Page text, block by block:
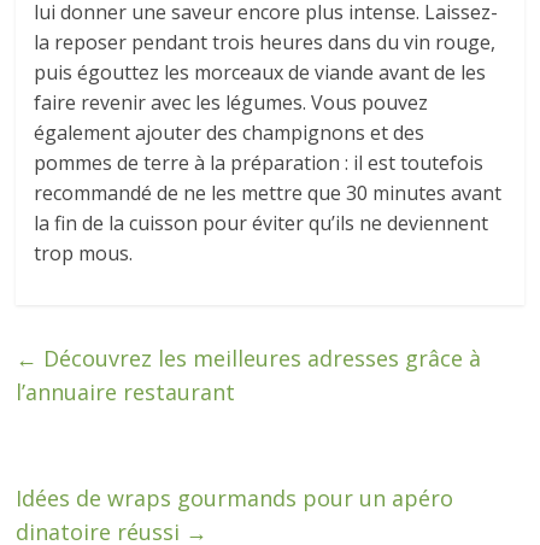
lui donner une saveur encore plus intense. Laissez-
la reposer pendant trois heures dans du vin rouge,
puis égouttez les morceaux de viande avant de les
faire revenir avec les légumes. Vous pouvez
également ajouter des champignons et des
pommes de terre à la préparation : il est toutefois
recommandé de ne les mettre que 30 minutes avant
la fin de la cuisson pour éviter qu’ils ne deviennent
trop mous.
← Découvrez les meilleures adresses grâce à
l’annuaire restaurant
Idées de wraps gourmands pour un apéro
dinatoire réussi →